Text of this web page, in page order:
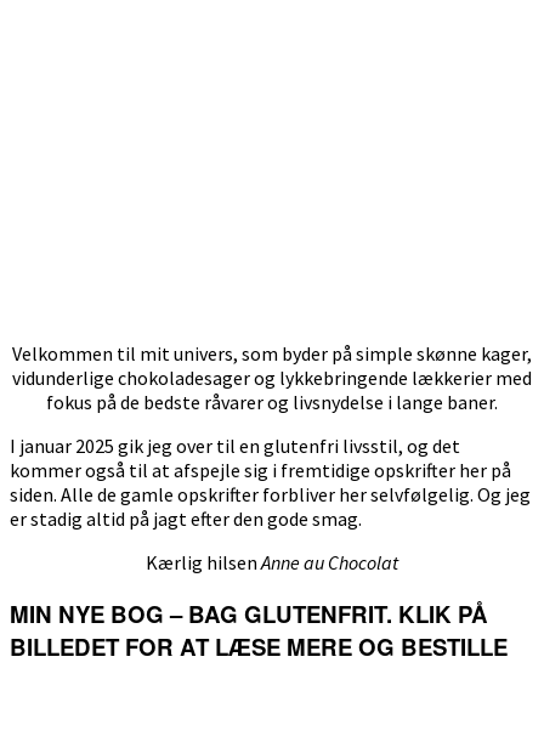
Velkommen til mit univers, som byder på simple skønne kager,
vidunderlige chokoladesager og lykkebringende lækkerier med
fokus på de bedste råvarer og livsnydelse i lange baner.
I januar 2025 gik jeg over til en glutenfri livsstil, og det
kommer også til at afspejle sig i fremtidige opskrifter her på
siden. Alle de gamle opskrifter forbliver her selvfølgelig. Og jeg
er stadig altid på jagt efter den gode smag.
Kærlig hilsenAnne au Chocolat
MIN NYE BOG – BAG GLUTENFRIT. KLIK PÅ
BILLEDET FOR AT LÆSE MERE OG BESTILLE